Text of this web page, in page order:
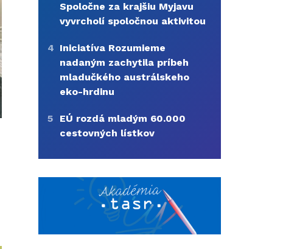
Spoločne za krajšiu Myjavu
vyvrcholí spoločnou aktivitou
4 Iniciatíva Rozumieme
nadaným zachytila príbeh
mladučkého austrálskeho
eko-hrdinu
5
EÚ rozdá mladým 60.000
cestovných lístkov